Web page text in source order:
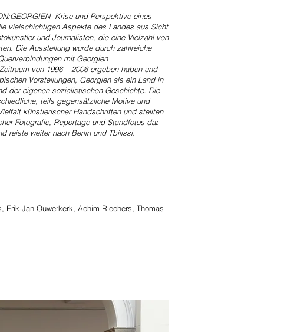
Krise und Perspektive eines
vielschichtigen Aspekte des Landes aus Sicht
und Journalisten, die eine Vielzahl von
Die Ausstellung wurde durch zahlreiche
mit Georgien
von 1996 – 2006 ergeben haben und
Vorstellungen, Georgien als ein Land in
der eigenen sozialistischen Geschichte. Die
teils gegensätzliche Motive und
künstlerischer Handschriften und stellten
Fotografie, Reportage und Standfotos dar.
reiste weiter nach Berlin und Tbilissi.
Erik-Jan Ouwerkerk, Achim Riechers, Thomas